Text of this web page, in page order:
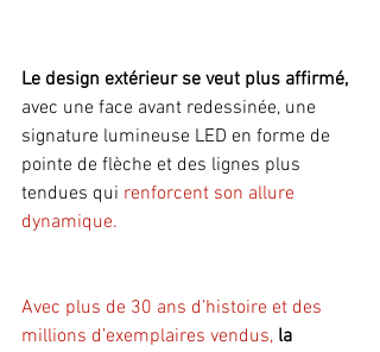
Le design extérieur se veut plus affirmé,
avec une face avant redessinée, une
signature lumineuse LED en forme de
pointe de flèche et des lignes plus
tendues qui renforcent son allure
dynamique.
Avec plus de 30 ans d’histoire et des
millions d’exemplaires vendus, la